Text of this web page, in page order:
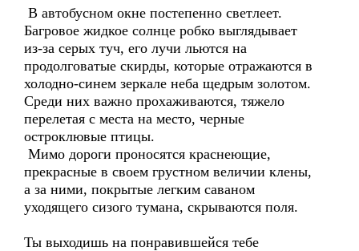
В автобусном окне постепенно светлеет.
Багровое жидкое солнце робко выглядывает
из-за серых туч, его лучи льются на
продолговатые скирды, которые отражаются в
холодно-синем зеркале неба щедрым золотом.
Среди них важно прохаживаются, тяжело
перелетая с места на место, черные
остроклювые птицы.
Мимо дороги проносятся краснеющие,
прекрасные в своем грустном величии клены,
а за ними, покрытые легким саваном
уходящего сизого тумана, скрываются поля.
Ты выходишь на понравившейся тебе